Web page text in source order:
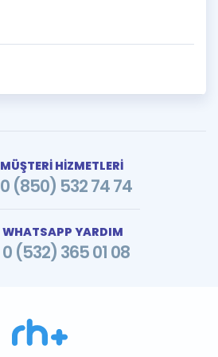
MÜŞTERİ HİZMETLERİ
0 (850) 532 74 74
WHATSAPP YARDIM
0 (532) 365 01 08